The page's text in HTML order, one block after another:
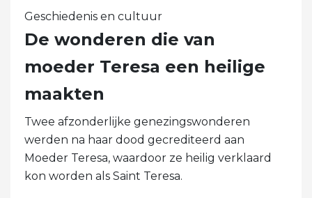
Geschiedenis en cultuur
De wonderen die van
moeder Teresa een heilige
maakten
Twee afzonderlijke genezingswonderen
werden na haar dood gecrediteerd aan
Moeder Teresa, waardoor ze heilig verklaard
kon worden als Saint Teresa.